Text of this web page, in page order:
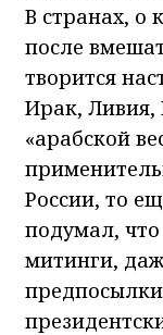
В странах, о
после
творится
Ирак, Ливия,
«арабской
России, то
подумал,
митинги,